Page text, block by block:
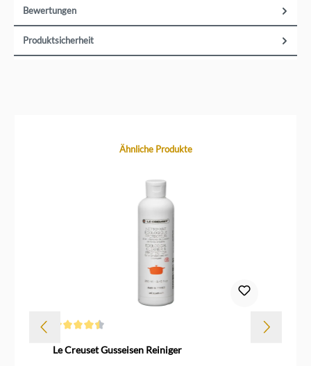
Bewertungen
Produktsicherheit
Produktgalerie überspringenÄhnliche Produkte
Le Creuset Gusseisen Reiniger